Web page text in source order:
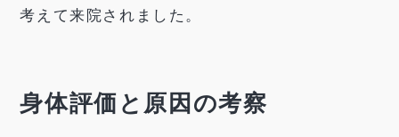
考えて来院されました。
身体評価と原因の考察